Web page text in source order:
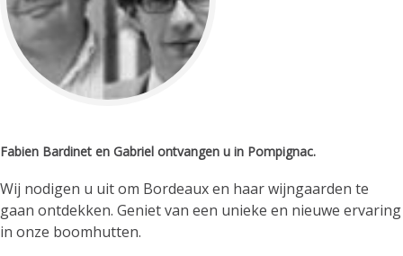
Fabien Bardinet en Gabriel ontvangen u in Pompignac.
Wij nodigen u uit om Bordeaux en haar wijngaarden te
gaan ontdekken. Geniet van een unieke en nieuwe ervaring
in onze boomhutten.